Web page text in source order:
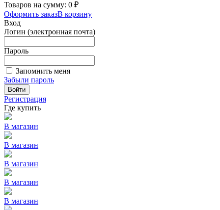
Товаров на сумму: 0 ₽
Оформить заказВ корзину
Вход
Логин (электронная почта)
Пароль
Запомнить меня
Забыли пароль
Войти
Регистрация
Где купить
В магазин
В магазин
В магазин
В магазин
В магазин